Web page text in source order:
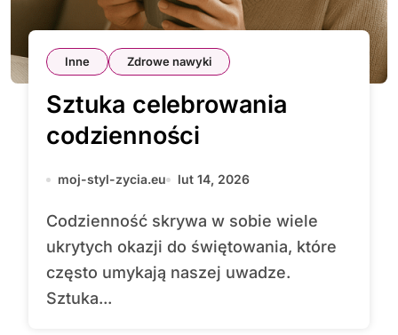
Inne Zdrowe nawyki
Sztuka celebrowania
codzienności
moj-styl-zycia.eu lut 14, 2026
Codzienność skrywa w sobie wiele
ukrytych okazji do świętowania, które
często umykają naszej uwadze.
Sztuka...